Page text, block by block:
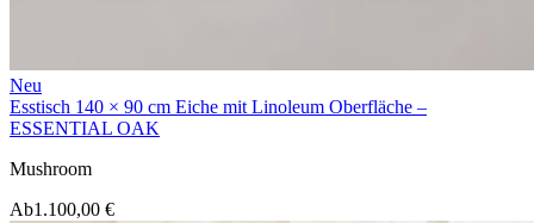
Neu
Esstisch 140 × 90 cm Eiche mit Linoleum Oberfläche –
ESSENTIAL OAK
Mushroom
Ab1.100,00 €